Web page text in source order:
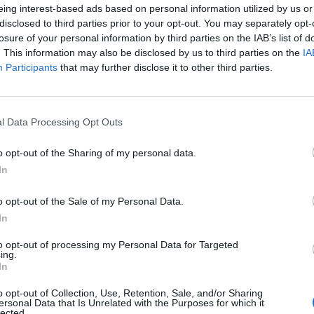
interest-based ads based on personal information utilized by us
to third parties prior to your opt-out. You may separately
of your personal information by third parties on the IAB’s list of
This information may also be disclosed by us to third parties on the
Participants that may further disclose it to other third parties.
Data Processing Opt Outs
opt-out of the Sharing of my personal data.
opt-out of the Sale of my Personal Data.
opt-out of processing my Personal Data for Targeted
opt-out of Collection, Use, Retention, Sale, and/or Sharing
Data that Is Unrelated with the Purposes for which it
Προϋπηρεσία σε αντίστοιχη θέση.
Επικοινωνιακές δεξιότητες.
Ομαδικό πνεύμα και διάθεση για συνεργασία.
Άριστο εργασιακό περιβάλλον.
Περιοχή:Ρόδα, Κέρκυρα
κάλεσε μας στο 26630-64181 ή στείλε το βιογραφικό